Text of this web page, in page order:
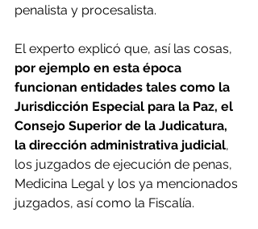
penalista y procesalista.
El experto explicó que, así las cosas,
por ejemplo en esta época
funcionan entidades tales como la
Jurisdicción Especial para la Paz, el
Consejo Superior de la Judicatura,
la dirección administrativa judicial,
los juzgados de ejecución de penas,
Medicina Legal y los ya mencionados
juzgados, así como la Fiscalía.